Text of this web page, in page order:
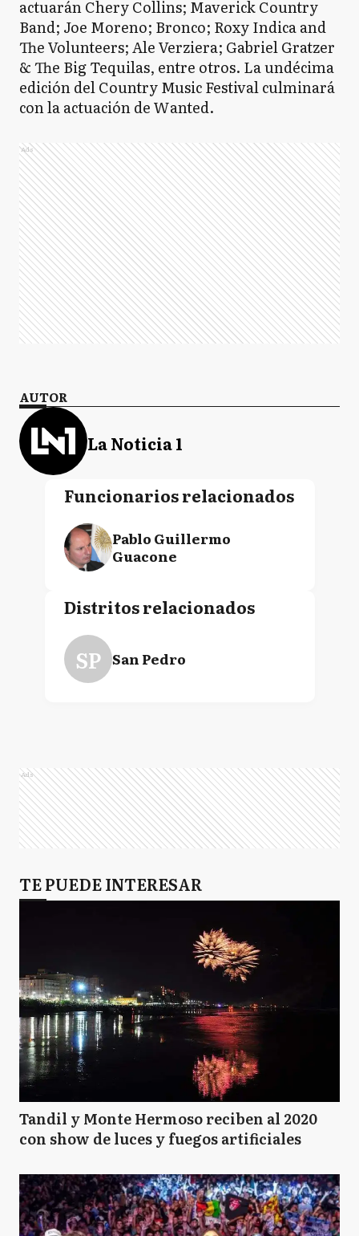
actuarán Chery Collins; Maverick Country
Band; Joe Moreno; Bronco; Roxy Indica and
The Volunteers; Ale Verziera; Gabriel Gratzer
& The Big Tequilas, entre otros. La undécima
edición del Country Music Festival culminará
con la actuación de Wanted.
Ads
AUTOR
La Noticia 1
Funcionarios relacionados
Pablo Guillermo
Guacone
Distritos relacionados
SP San Pedro
Ads
TE PUEDE INTERESAR
Tandil y Monte Hermoso reciben al 2020
con show de luces y fuegos artificiales